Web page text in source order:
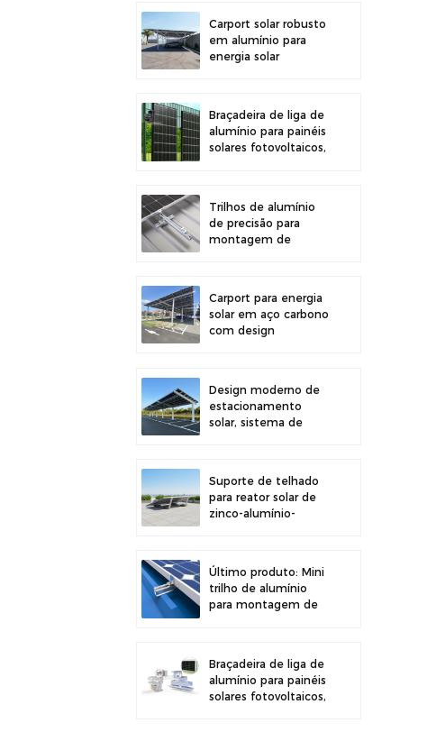
Carport solar robusto
em alumínio para
energia solar
Braçadeira de liga de
alumínio para painéis
solares fotovoltaicos,
Trilhos de alumínio
de precisão para
montagem de
estabilidade.
Carport para energia
solar em aço carbono
com design
Design moderno de
estacionamento
solar, sistema de
resistência.
Suporte de telhado
para reator solar de
zinco-alumínio-
fácil instalação.
Último produto: Mini
trilho de alumínio
para montagem de
Braçadeira de liga de
alumínio para painéis
solares fotovoltaicos,